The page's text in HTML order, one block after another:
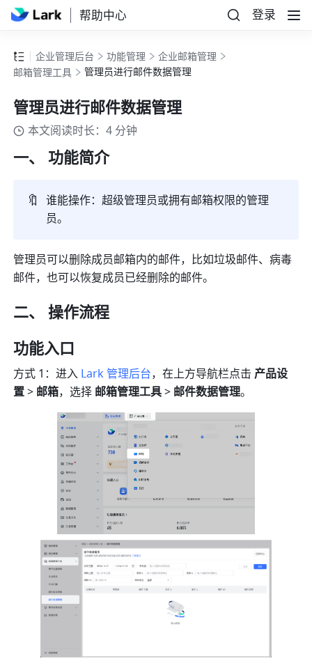
帮助中心 登录
企业管理后台 功能管理
企业邮箱管理
邮箱管理工具
管理员进行邮件数据管理
管理员进行邮件数据管理
本文阅读时长：4 分钟
一、 功能简介
🔖 谁能操作：超级管理员或拥有邮箱权限的管理
员。
管理员可以删除成员邮箱内的邮件，比如垃圾邮件、病毒
邮件，也可以恢复成员已经删除的邮件。
二、 操作流程
功能入口
方式 1：进入 Lark 管理后台，在上方导航栏点击 产品设
置 > 邮箱，选择 邮箱管理工具 > 邮件数据管理。